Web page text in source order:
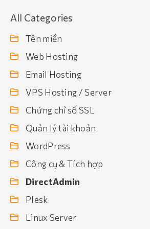
All Categories
Tên miền
Web Hosting
Email Hosting
VPS Hosting / Server
Chứng chỉ số SSL
Quản lý tài khoản
WordPress
Công cụ & Tích hợp
DirectAdmin
Plesk
Linux Server